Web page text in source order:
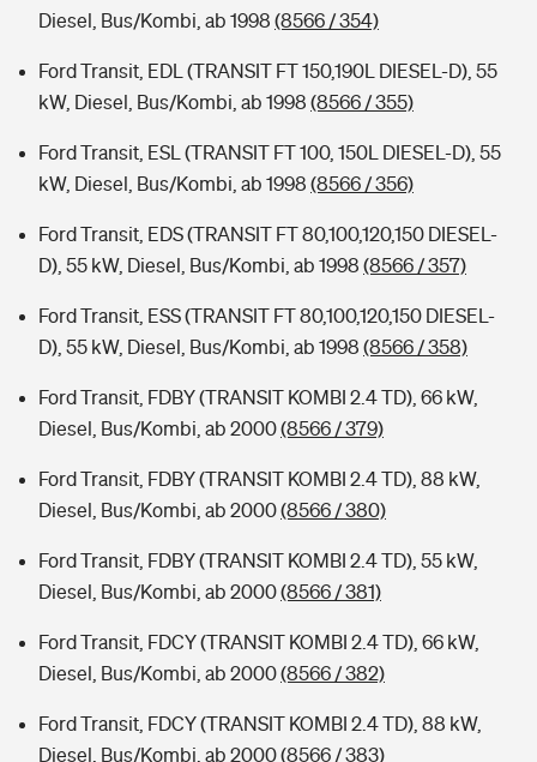
Diesel, Bus/Kombi, ab 1998 (8566 / 354)
Ford Transit, EDL (TRANSIT FT 150,190L DIESEL-D), 55
kW, Diesel, Bus/Kombi, ab 1998 (8566 / 355)
Ford Transit, ESL (TRANSIT FT 100, 150L DIESEL-D), 55
kW, Diesel, Bus/Kombi, ab 1998 (8566 / 356)
Ford Transit, EDS (TRANSIT FT 80,100,120,150 DIESEL-
D), 55 kW, Diesel, Bus/Kombi, ab 1998 (8566 / 357)
Ford Transit, ESS (TRANSIT FT 80,100,120,150 DIESEL-
D), 55 kW, Diesel, Bus/Kombi, ab 1998 (8566 / 358)
Ford Transit, FDBY (TRANSIT KOMBI 2.4 TD), 66 kW,
Diesel, Bus/Kombi, ab 2000(8566 / 379)
Ford Transit, FDBY (TRANSIT KOMBI 2.4 TD), 88 kW,
Diesel, Bus/Kombi, ab 2000(8566 / 380)
Ford Transit, FDBY (TRANSIT KOMBI 2.4 TD), 55 kW,
Diesel, Bus/Kombi, ab 2000(8566 / 381)
Ford Transit, FDCY (TRANSIT KOMBI 2.4 TD), 66 kW,
Diesel, Bus/Kombi, ab 2000(8566 / 382)
Ford Transit, FDCY (TRANSIT KOMBI 2.4 TD), 88 kW,
Diesel, Bus/Kombi, ab 2000(8566 / 383)